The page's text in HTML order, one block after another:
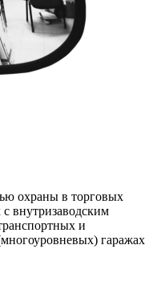
охраны в торговых
внутризаводским
и
гаражах